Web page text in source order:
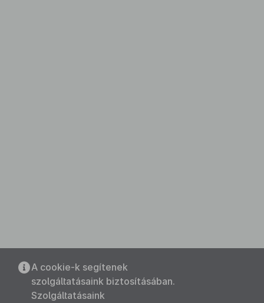
A cookie-k segítenek
szolgáltatásaink biztosításában.
Szolgáltatásaink